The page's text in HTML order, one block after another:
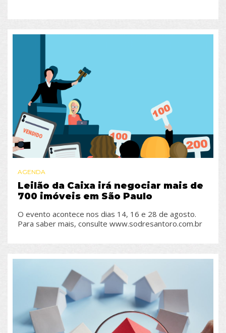
AGENDA
Leilão da Caixa irá negociar mais de
700 imóveis em São Paulo
O evento acontece nos dias 14, 16 e 28 de agosto.
Para saber mais, consulte www.sodresantoro.com.br